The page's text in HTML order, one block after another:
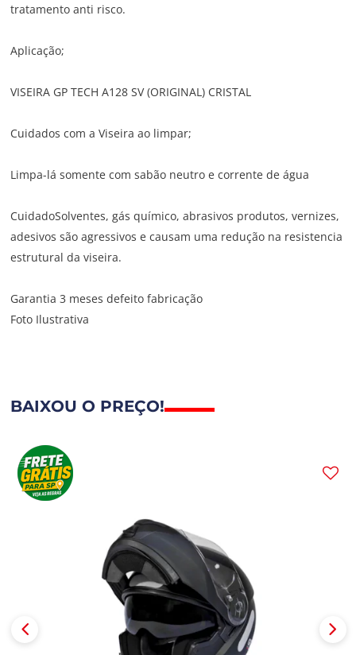
tratamento anti risco.
Aplicação;
VISEIRA GP TECH A128 SV (ORIGINAL) CRISTAL
Cuidados com a Viseira ao limpar;
Limpa-lá somente com sabão neutro e corrente de água
CuidadoSolventes, gás químico, abrasivos produtos, vernizes,
adesivos são agressivos e causam uma redução na resistencia
estrutural da viseira.
Garantia 3 meses defeito fabricação
Foto Ilustrativa
BAIXOU O PREÇO!